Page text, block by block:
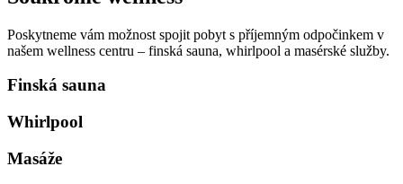
Poskytneme vám možnost spojit pobyt s příjemným odpočinkem v
našem wellness centru – finská sauna, whirlpool a masérské služby.
Finská sauna
Whirlpool
Masáže